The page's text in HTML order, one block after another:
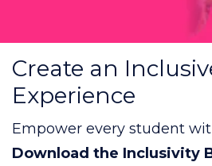
Create an
Experience
Empower every student
Download the Inclusivity